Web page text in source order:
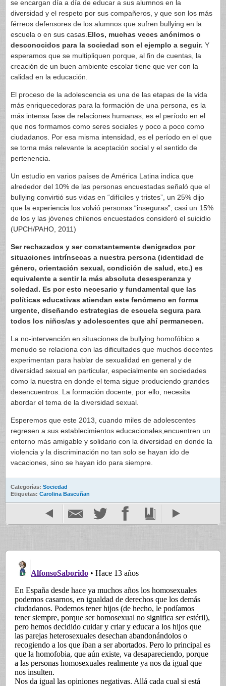
se encargan día a día de educar a sus alumnos en la
diversidad y el respeto por sus compañeros, y que son los más
férreos defensores de los alumnos que sufren bullying en la
escuela o en sus casas. Ellos, muchas veces anónimos o
desconocidos para la sociedad son el ejemplo a seguir. Y
esperamos que se multipliquen porque, al fin de cuentas, la
creación de un buen ambiente escolar tiene que ver con la
calidad en la educación.
El proceso de la adolescencia es una de las etapas de la vida
más enriquecedoras para la formación de una persona, es la
más intensa fase de relaciones humanas, es el período en el
que nos formamos como seres sociales y poco a poco como
ciudadanos. Por esa misma intensidad, es el período en el que
se torna más relevante la aceptación social y el sentido de
pertenencia.
Un estudio en varios países de América Latina indica que
alrededor del 10% de las personas encuestadas señaló que el
bullying convirtió sus vidas en “difíciles y tristes”, un 25% dijo
que la experiencia los volvió personas “inseguras”; casi un 15%
de los y las jóvenes chilenos encuestados consideró el suicidio
(UPCH/PAHO, 2011)
Ser rechazados y ser constantemente denigrados por
situaciones intrínsecas a nuestra persona (identidad de
género, orientación sexual, condición de salud, etc.) es
equivalente a sentir la más absoluta desesperanza y
soledad. Es por esto necesario y fundamental que las
políticas educativas atiendan este fenómeno en forma
urgente, diseñando estrategias de escuela segura para
todos los niños/as y adolescentes que ahí permanecen.
La no-intervención en situaciones de bullying homofóbico a
menudo se relaciona con las dificultades que muchos docentes
experimentan para hablar de sexualidad en general y de
diversidad sexual en particular, especialmente en sociedades
como la nuestra en donde el tema sigue produciendo grandes
desencuentros. La formación docente, por ello, necesita
abordar el tema de la diversidad sexual.
Esperemos que este 2013, cuando miles de adolescentes
regresen a sus establecimientos educacionales,encuentren un
entorno más amigable y solidario con la diversidad en donde la
violencia y la discriminación no tan solo se hayan ido de
vacaciones, sino se hayan ido para siempre.
Categorías: Sociedad
Etiquetas: Carolina Bascuñan